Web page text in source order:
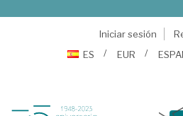
Iniciar sesión
ES
EUR